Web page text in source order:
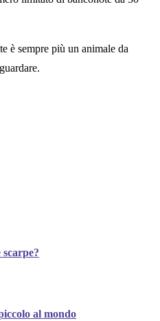
è sempre più un animale da
al mondo